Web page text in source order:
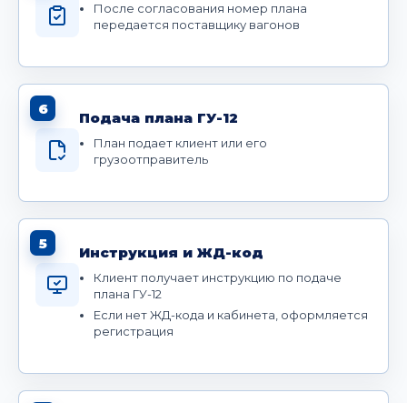
После согласования номер плана
передается поставщику вагонов
6
Подача плана ГУ-12
План подает клиент или его
грузоотправитель
5
Инструкция и ЖД-код
Клиент получает инструкцию по подаче
плана ГУ-12
Если нет ЖД-кода и кабинета, оформляется
регистрация